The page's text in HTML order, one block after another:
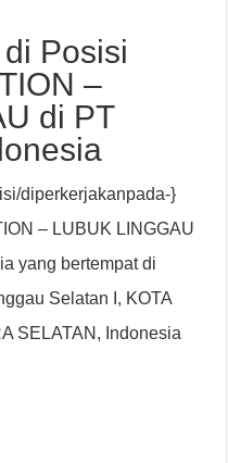
Posisi
–
di PT
diperkerjakanpada-}
– LUBUK LINGGAU
yang bertempat di
Selatan I, KOTA
SELATAN, Indonesia